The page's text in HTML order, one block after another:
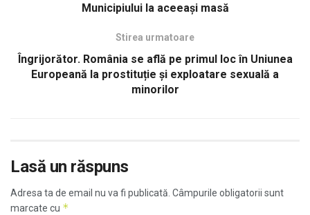
Municipiului la aceeași masă
Stirea urmatoare
Îngrijorător. România se află pe primul loc în Uniunea
Europeană la prostituție și exploatare sexuală a
minorilor
Lasă un răspuns
Adresa ta de email nu va fi publicată. Câmpurile obligatorii sunt
marcate cu *